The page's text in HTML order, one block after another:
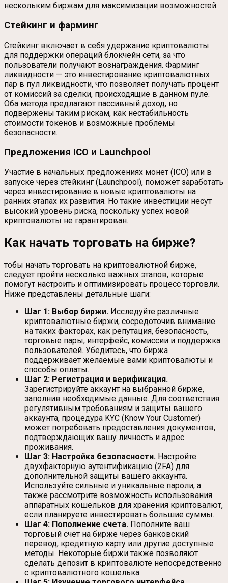
нескольким биржам для максимизации возможностей.
Стейкинг и фарминг
Стейкинг включает в себя удержание криптовалюты
для поддержки операций блокчейн сети, за что
пользователи получают вознаграждения. Фарминг
ликвидности — это инвестирование криптовалютных
пар в пул ликвидности, что позволяет получать процент
от комиссий за сделки, происходящие в данном пуле.
Оба метода предлагают пассивный доход, но
подвержены таким рискам, как нестабильность
стоимости токенов и возможные проблемы
безопасности.
Предложения ICO и Launchpool
Участие в начальных предложениях монет (ICO) или в
запуске через стейкинг (Launchpool), поможет заработать
через инвестирование в новые криптовалюты на
ранних этапах их развития. Но такие инвестиции несут
высокий уровень риска, поскольку успех новой
криптовалюты не гарантирован.
Как начать торговать на бирже?
тобы начать торговать на криптовалютной бирже,
следует пройти несколько важных этапов, которые
помогут настроить и оптимизировать процесс торговли.
Ниже представлены детальные шаги:
Шаг 1: Выбор биржи. Исследуйте различные
криптовалютные биржи, сосредоточив внимание
на таких факторах, как репутация, безопасность,
торговые пары, интерфейс, комиссии и поддержка
пользователей. Убедитесь, что биржа
поддерживает желаемые вами криптовалюты и
способы оплаты.
Шаг 2: Регистрация и верификация.
Зарегистрируйте аккаунт на выбранной бирже,
заполнив необходимые данные. Для соответствия
регулятивным требованиям и защиты вашего
аккаунта, процедура KYC (Know Your Customer)
может потребовать предоставления документов,
подтверждающих вашу личность и адрес
проживания.
Шаг 3: Настройка безопасности. Настройте
двухфакторную аутентификацию (2FA) для
дополнительной защиты вашего аккаунта.
Используйте сильные и уникальные пароли, а
также рассмотрите возможность использования
аппаратных кошельков для хранения криптовалют,
если планируете инвестировать большие суммы.
Шаг 4: Пополнение счета. Пополните ваш
торговый счет на бирже через банковский
перевод, кредитную карту или другие доступные
методы. Некоторые биржи также позволяют
сделать депозит в криптовалюте непосредственно
с криптовалютного кошелька.